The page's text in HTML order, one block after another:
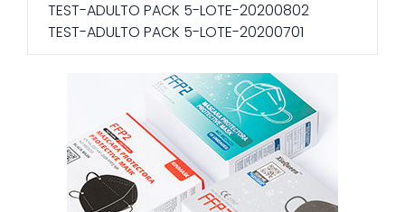
TEST-ADULTO PACK 5-LOTE-20200802
TEST-ADULTO PACK 5-LOTE-20200701